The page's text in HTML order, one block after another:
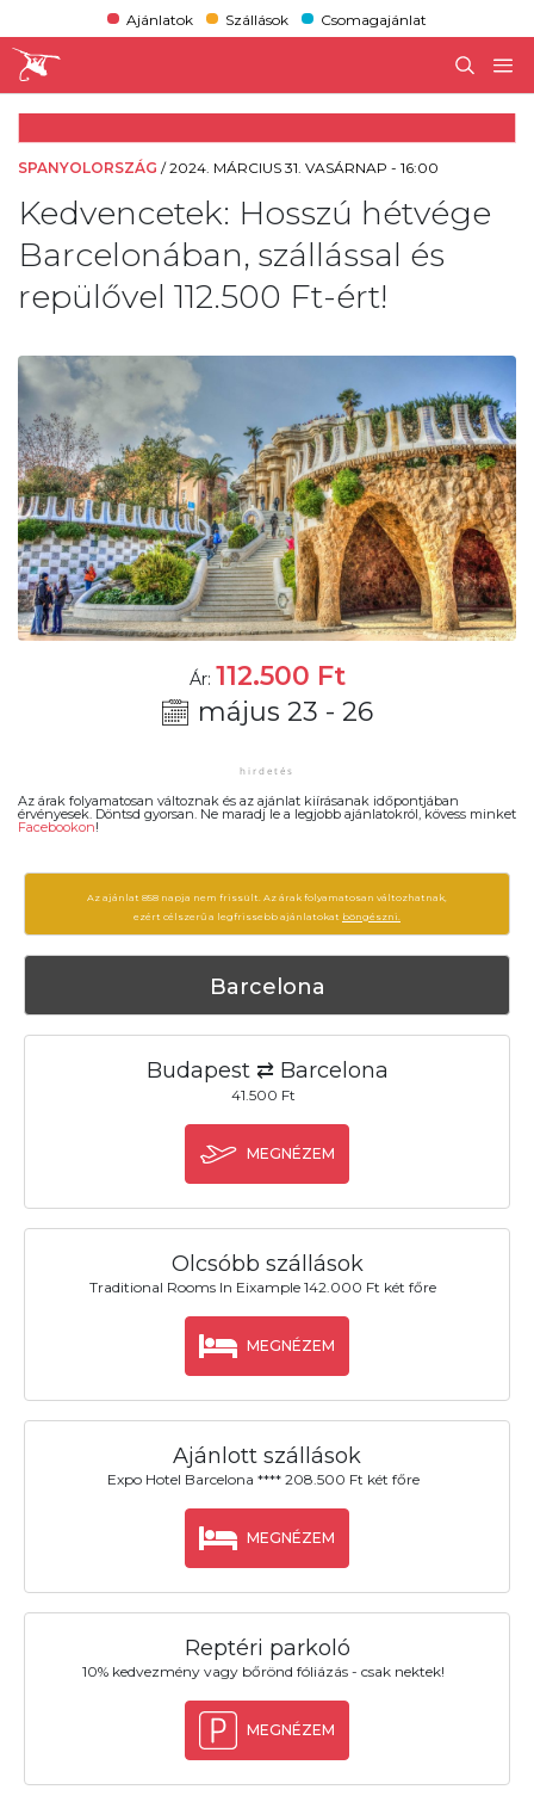
Ajánlatok Szállások Csomagajánlat
SPANYOLORSZÁG /2024. MÁRCIUS 31. VASÁRNAP - 16:00
Kedvencetek: Hosszú hétvége
Barcelonában, szállással és
repülővel 112.500 Ft-ért!
Ár: 112.500 Ft
május 23 - 26
Az árak folyamatosan változnak és az ajánlat kiírásanak időpontjában
érvényesek. Döntsd gyorsan. Ne maradj le a legjobb ajánlatokról, kövess minket
Facebookon!
Az ajánlat 858 napja nem frissült. Az árak folyamatosan változhatnak,
ezért célszerű a legfrissebb ajánlatokat böngészni.
Barcelona
Budapest ⇄ Barcelona
41.500 Ft
MEGNÉZEM
Olcsóbb szállások
Traditional Rooms In Eixample 142.000 Ft két főre
MEGNÉZEM
Ajánlott szállások
Expo Hotel Barcelona **** 208.500 Ft két főre
MEGNÉZEM
Reptéri parkoló
10% kedvezmény vagy bőrönd fóliázás - csak nektek!
MEGNÉZEM